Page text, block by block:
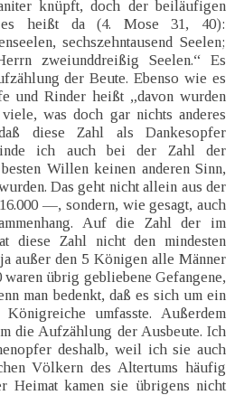
knüpft, doch der beiläufigen
es heißt da (4. Mose 31, 40):
sechszehntausend Seelen;
zweiunddreißig Seelen.“ Es
der Beute. Ebenso wie es
und Rinder heißt „davon wurden
was doch gar nichts anderes
diese Zahl als Dankesopfer
ich auch bei der Zahl der
Willen keinen anderen Sinn,
Das geht nicht allein aus der
—, sondern, wie gesagt, auch
Auf die Zahl der im
diese Zahl nicht den mindesten
außer den 5 Königen alle Männer
übrig gebliebene Gefangene,
man bedenkt, daß es sich um ein
umfasste. Außerdem
die Aufzählung der Ausbeute. Ich
deshalb, weil ich sie auch
Völkern des Altertums häufig
Heimat kamen sie übrigens nicht